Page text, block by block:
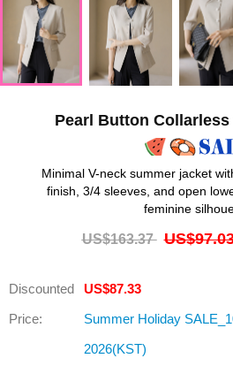
Pearl Button Collarless
Minimal V-neck summer jacket
finish, 3/4 sleeves, and open
feminine
US$163.37
Discounted
Price:
US$87.33
Summer Holiday
2026(KST)